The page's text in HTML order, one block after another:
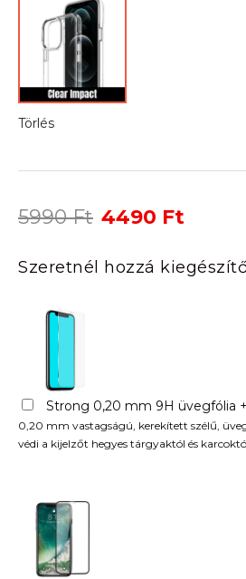
Törlés
5990Ft Original
was:
5990 Ft.
4490 Ft
is:
4490
Szeretnél hozzá
Strong 0,20 mm 9H üvegfólia
0,20 mm vastagságú, kerekített szélű,
védi a kijelzőt hegyes tárgyaktól és